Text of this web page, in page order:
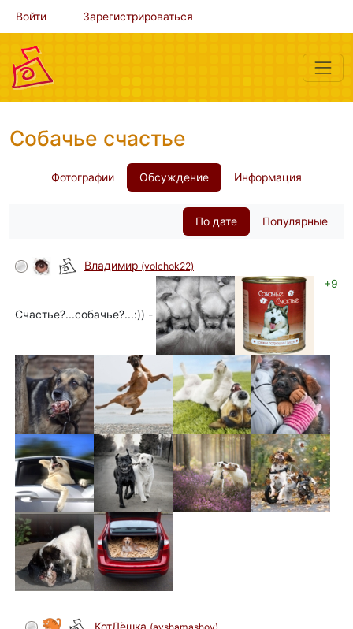
Войти Зарегистрироваться
Собачье счастье
Фотографии Обсуждение Информация
По дате Популярные
Владимир (volchok22)
+9
Счастье?...собачье?...:)) -
КотЛёшка